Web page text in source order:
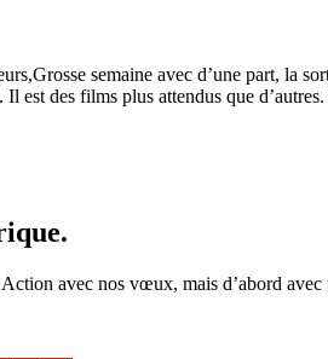
semaine avec d’une part, la
Il est des films plus attendus que
avec nos vœux, mais d’abord